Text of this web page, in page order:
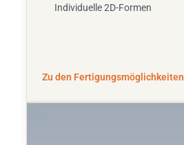
Individuelle 2D-Formen
Zu den Fertigungsmöglichkeiten